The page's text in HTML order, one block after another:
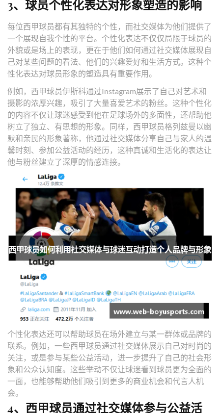
3、球员个性化表达对形象塑造的影响
每位西甲球员都有其独特的个性，而社交媒体为他们提供了
一个展现自我个性的平台。个性化表达不仅仅局限于球员的
外貌或是场上的表现，更在于他们如何通过社交媒体展现自
己对某些问题的看法、他们的兴趣爱好和生活方式。这种个
性化表达对球员形象的塑造具有重要作用。
例如，西甲球员伊斯科通过Instagram展示了自己对艺术和
摄影的浓厚兴趣，吸引了大量喜爱艺术的粉丝。这种个性化
的内容不仅让球迷感受到他在足球场外的多面性，还帮助他
树立了独立、有思想的形象。同样，西甲球员格列兹曼以幽
默和亲民的形象著称，他通过社交媒体分享自己与家人的温
馨时刻、参加公益活动的经历，这种真诚和生活化的表达让
他与粉丝建立了深厚的情感连接。
个性化表达还可以帮助球员在场外建立与某一群体或品牌的
联系。例如，一些西甲球员通过社交媒体展示自己对时尚的
关注，或是参与某些公益活动，进一步提升了自己的社会形
象和公众认知度。这些举动不仅让球迷看到球员更为全面的
一面，也能够帮助他们吸引到更多的商业机会和代言人机
会。
4、西甲球员通过社交媒体参与公益活